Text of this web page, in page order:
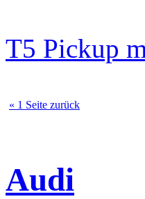
T5 Pickup
« 1 Seite zurück
Audi